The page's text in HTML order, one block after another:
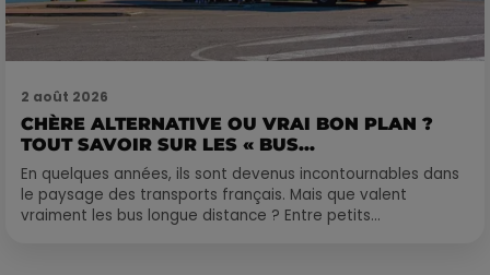
2 août 2026
CHÈRE ALTERNATIVE OU VRAI BON PLAN ?
TOUT SAVOIR SUR LES « BUS...
En quelques années, ils sont devenus incontournables dans
le paysage des transports français. Mais que valent
vraiment les bus longue distance ? Entre petits...